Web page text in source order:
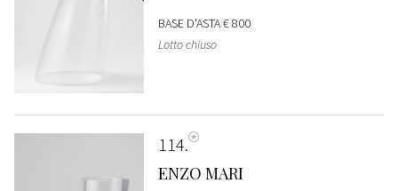
BASE D'ASTA€ 800
Lotto chiuso
114
ENZO MARI